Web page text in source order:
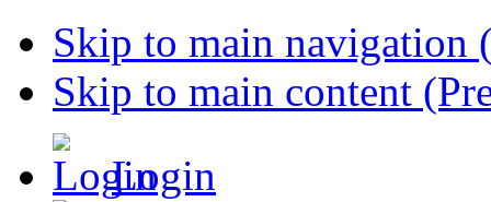
Skip to main navigation
Skip to main content
Login